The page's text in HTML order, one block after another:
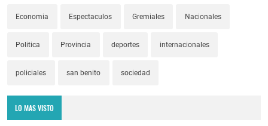
Economia Espectaculos Gremiales Nacionales
Politica Provincia deportes internacionales
policiales san benito sociedad
LO MAS VISTO